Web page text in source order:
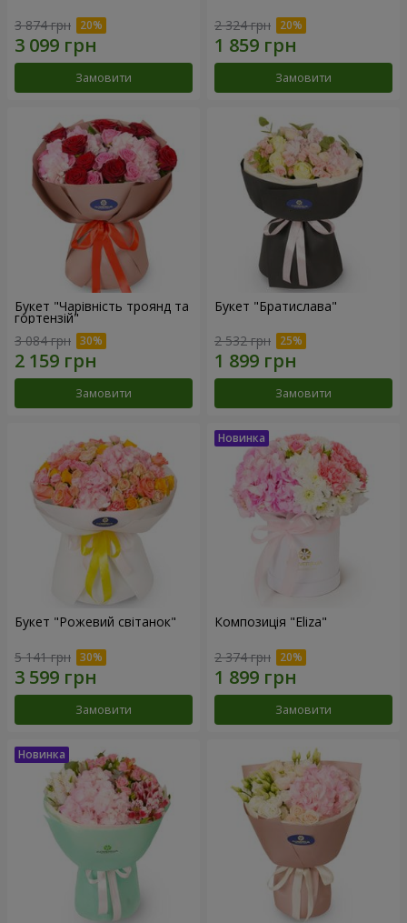
3 874 грн
Замовити
2 324 грн
Замовити
Букет "Чарівність троянд та
гортензій"
3 084 грн
Замовити
Букет "Братислава"
2 532 грн
Замовити
Букет "Рожевий світанок"
5 141 грн
Замовити
Композиція "Eliza"
2 374 грн
Замовити